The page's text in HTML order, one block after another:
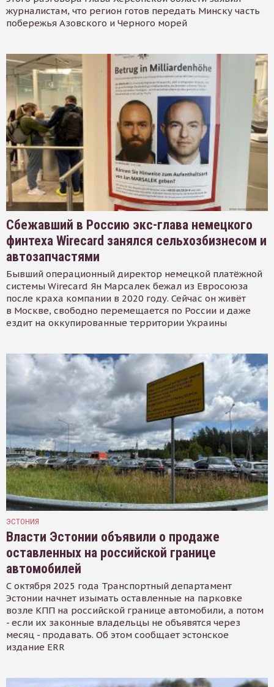
журналистам, что регион готов передать Минску часть
побережья Азовского и Черного морей
Сбежавший в Россию экс-глава немецкого
финтеха Wirecard занялся сельхозбизнесом и
автозапчастями
Бывший операционный директор немецкой платёжной
системы Wirecard Ян Марсалек бежал из Евросоюза
после краха компании в 2020 году. Сейчас он живёт
в Москве, свободно перемещается по России и даже
ездит на оккупированные территории Украины
ЭСТОНИЯ
Власти Эстонии объявили о продаже
оставленных на российской границе
автомобилей
С октября 2025 года Транспортный департамент
Эстонии начнет изымать оставленные на парковке
возле КПП на российской границе автомобили, а потом
- если их законные владельцы не объявятся через
месяц - продавать. Об этом сообщает эстонское
издание ERR